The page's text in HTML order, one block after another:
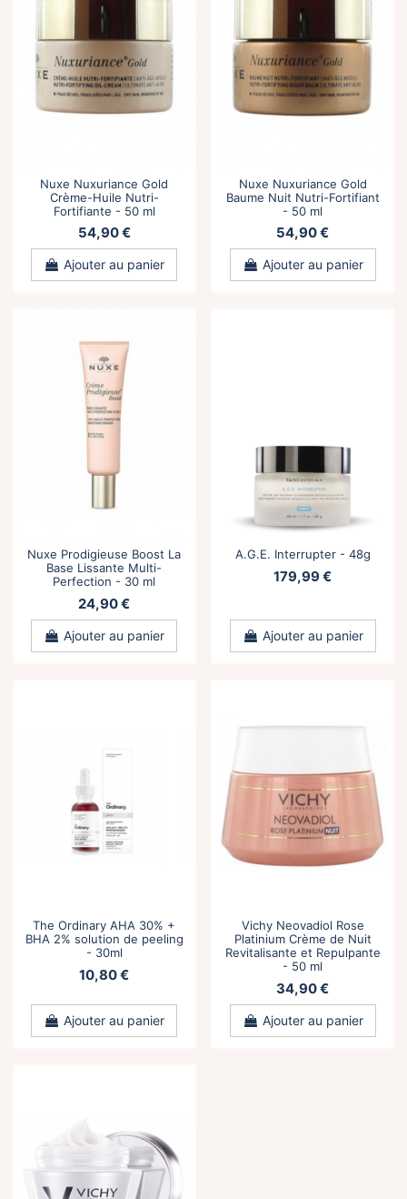
Nuxe Nuxuriance Gold
Crème-Huile Nutri-
Fortifiante - 50 ml
54,90 €
Ajouter au panier
Nuxe Nuxuriance Gold
Baume Nuit Nutri-Fortifiant
- 50 ml
54,90 €
Ajouter au panier
Nuxe Prodigieuse Boost La
Base Lissante Multi-
Perfection - 30 ml
24,90 €
Ajouter au panier
A.G.E. Interrupter - 48g
179,99 €
Ajouter au panier
The Ordinary AHA 30% +
BHA 2% solution de peeling
- 30ml
10,80 €
Ajouter au panier
Vichy Neovadiol Rose
Platinium Crème de Nuit
Revitalisante et Repulpante
- 50 ml
34,90 €
Ajouter au panier